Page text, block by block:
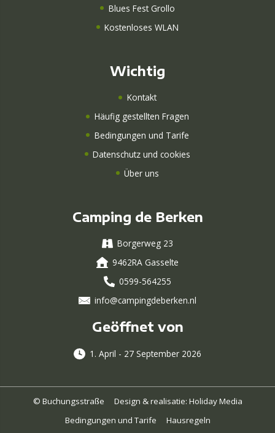
Blues Fest Grollo
Kostenloses WLAN
Wichtig
Kontakt
Häufig gestellten Fragen
Bedingungen und Tarife
Datenschutz und cookies
Über uns
Camping de Berken
Borgerweg 23
9462RA Gasselte
0599-564255
info@campingdeberken.nl
Geöffnet von
1. April - 27 September 2026
© Buchungsstraße
Design & realisatie: Holiday Media
Bedingungen und Tarife
Hausregeln